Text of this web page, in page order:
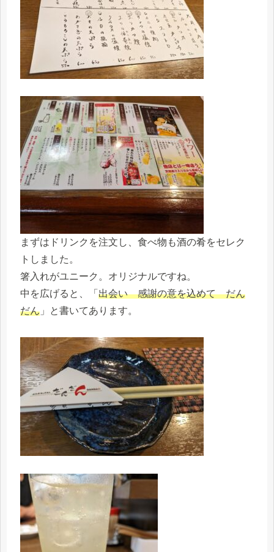
まずはドリンクを注文し、食べ物も酒の肴をセレク
トしました。
箸入れがユニーク。オリジナルですね。
中を広げると、「 出会い 感謝の意を込めて だん
だん 」と書いてあります。